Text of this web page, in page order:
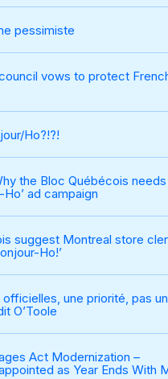
pessimiste
vows to protect
Ho?!?!
the Bloc Québécois
ad campaign
suggest Montreal store
Ho!’
une priorité, pas
O’Toole
Act Modernization –
as Year Ends With